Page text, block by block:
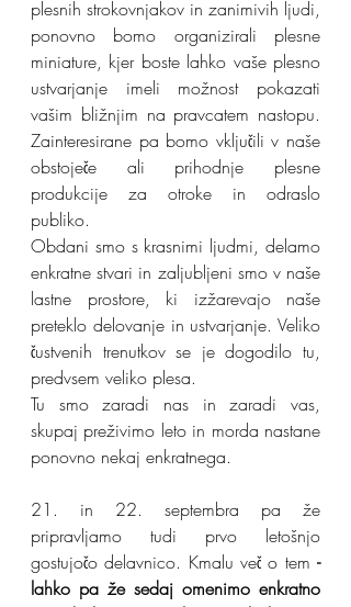
plesnih strokovnjakov in zanimivih ljudi,
ponovno bomo organizirali plesne
miniature, kjer boste lahko vaše plesno
ustvarjanje imeli možnost pokazati
vašim bližnjim na pravcatem nastopu.
Zainteresirane pa bomo vključili v naše
obstoječe ali prihodnje plesne
produkcije za otroke in odraslo
publiko.
Obdani smo s krasnimi ljudmi, delamo
enkratne stvari in zaljubljeni smo v naše
lastne prostore, ki izžarevajo naše
preteklo delovanje in ustvarjanje. Veliko
čustvenih trenutkov se je dogodilo tu,
predvsem veliko plesa.
Tu smo zaradi nas in zaradi vas,
skupaj preživimo leto in morda nastane
ponovno nekaj enkratnega.
21. in 22. septembra pa že
pripravljamo tudi prvo letošnjo
gostujočo delavnico. Kmalu več o tem -
lahko pa že sedaj omenimo enkratno